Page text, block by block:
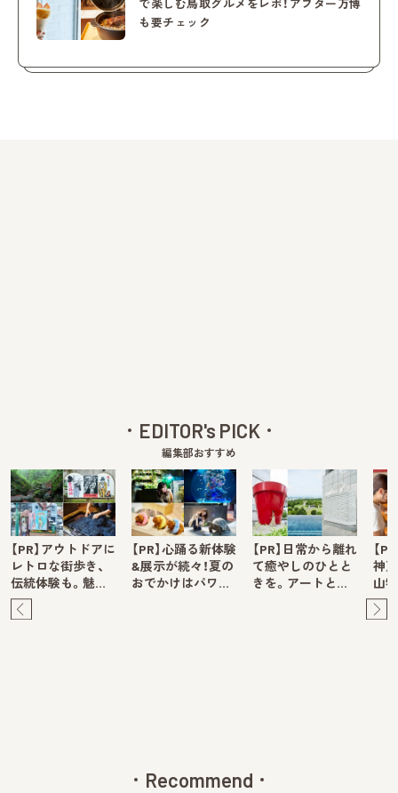
で楽しむ鳥取グルメをレポ！アフター万博
も要チェック
EDITOR's PICK
編集部おすすめ
【PR】アウトドアに
レトロな街歩き、
伝統体験も。魅…
【PR】心踊る新体験
&展示が続々！夏の
おでかけはパワ…
【PR】日常から離れ
て癒やしのひとと
きを。アートと…
【
神
山
Recommend